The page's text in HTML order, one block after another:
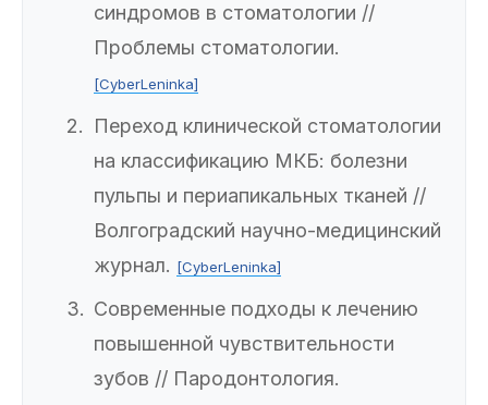
синдромов в стоматологии //
Проблемы стоматологии.
[CyberLeninka]
Переход клинической стоматологии
на классификацию МКБ: болезни
пульпы и периапикальных тканей //
Волгоградский научно-медицинский
журнал. [CyberLeninka]
Современные подходы к лечению
повышенной чувствительности
зубов // Пародонтология.